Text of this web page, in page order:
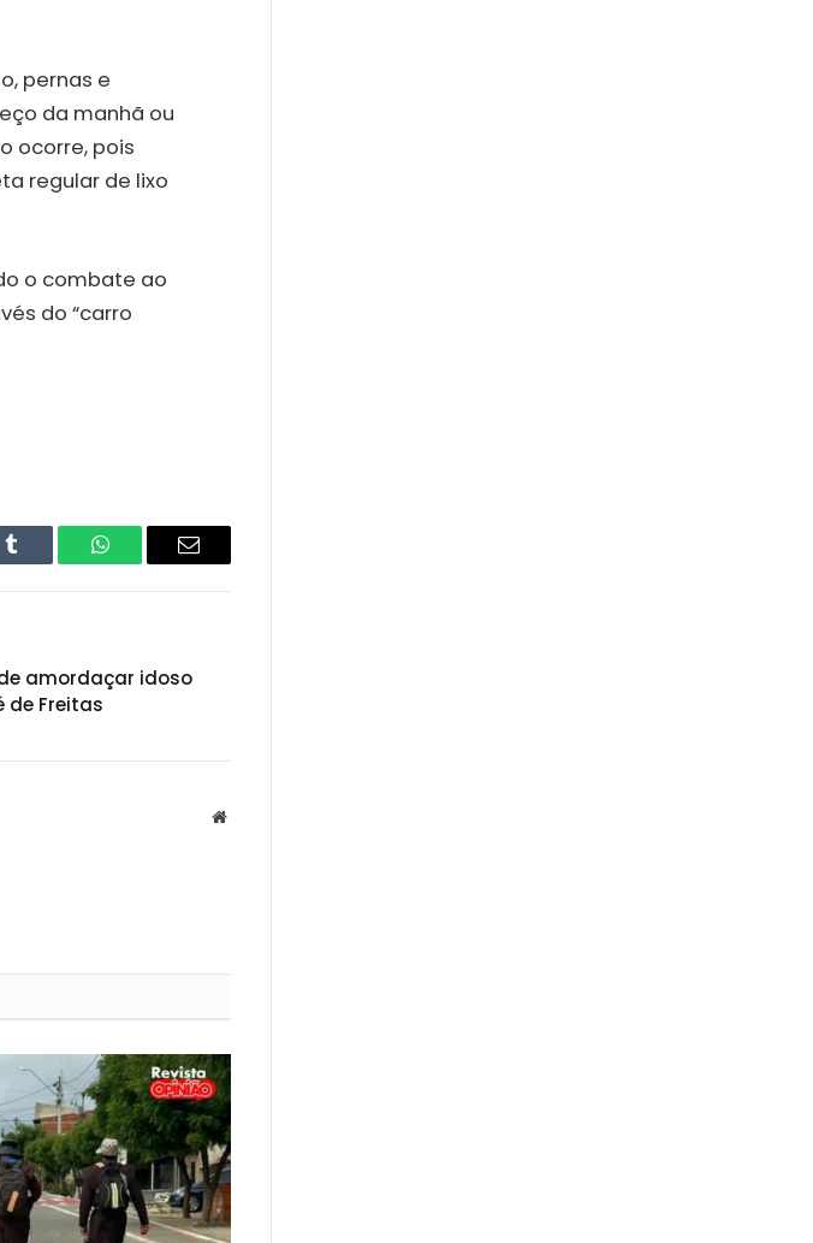
pernas e
da manhã ou
ocorre, pois
regular de lixo
o combate ao
do “carro
Tumblr WhatsAppEmail
amordaçar idoso
de Freitas
Website